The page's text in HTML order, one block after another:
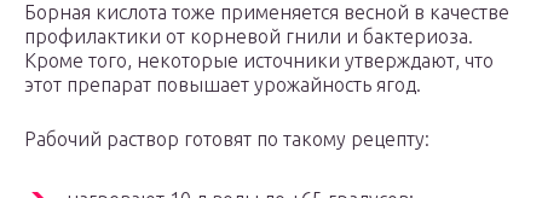
Борная кислота тоже применяется весной в качестве
профилактики от корневой гнили и бактериоза.
Кроме того, некоторые источники утверждают, что
этот препарат повышает урожайность ягод.
Рабочий раствор готовят по такому рецепту: